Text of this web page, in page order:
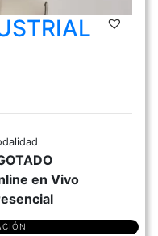
en Vivo